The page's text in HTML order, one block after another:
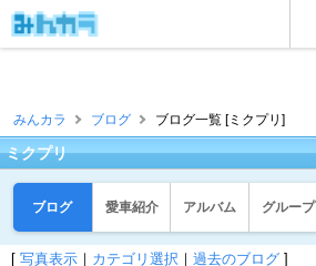
みんカラ ブログ ブログ一覧 [ミクプリ]
ミクプリ
ブログ 愛車紹介 アルバム グループ
[ 写真表示 ｜ カテゴリ選択 ｜ 過去のブログ ]